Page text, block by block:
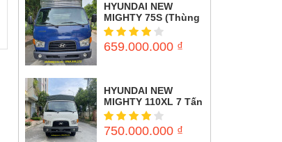
HYUNDAI NEW
MIGHTY 75S (Thùng
Kín) 3,5 tấn
659.000.000 ₫
HYUNDAI NEW
MIGHTY 110XL 7 Tấn
(Thùng mui bạt)
750.000.000 ₫